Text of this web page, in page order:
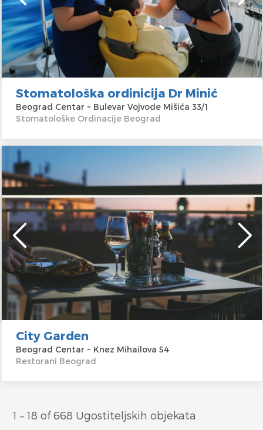
Stomatološka ordinicija Dr Minić
Beograd Centar ~ Bulevar Vojvode Mišića 33/1
Stomatološke Ordinacije Beograd
City Garden
Beograd Centar ~ Knez Mihailova 54
Restorani Beograd
1 – 18 of 668 Ugostiteljskih objekata